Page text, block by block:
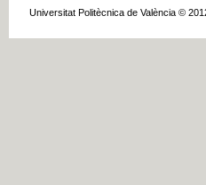
Universitat Politècnica de València ©